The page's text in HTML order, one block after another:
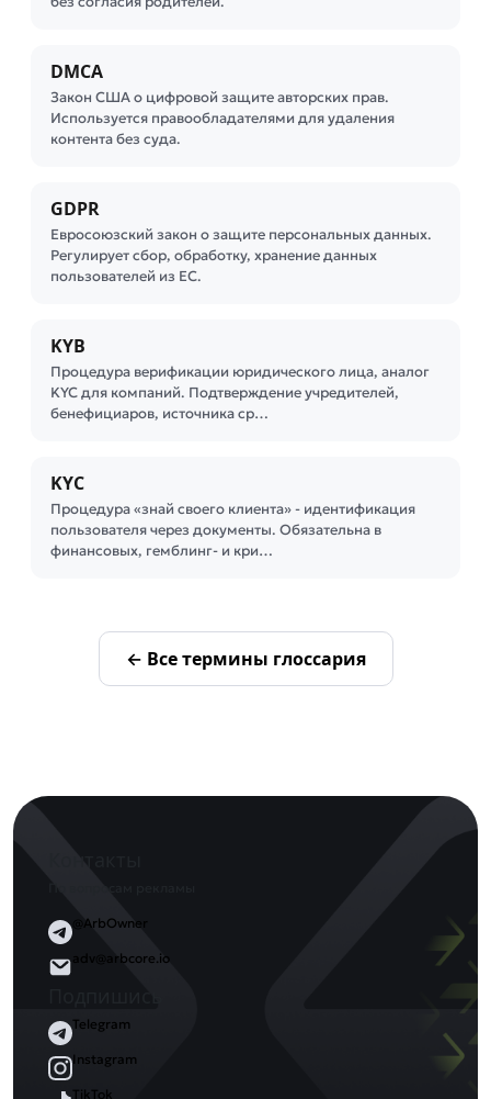
DMCA
Закон США о цифровой защите авторских прав.
Используется правообладателями для удаления
контента без суда.
GDPR
Евросоюзский закон о защите персональных данных.
Регулирует сбор, обработку, хранение данных
пользователей из ЕС.
KYB
Процедура верификации юридического лица, аналог
KYC для компаний. Подтверждение учредителей,
бенефициаров, источника ср…
KYC
Процедура «знай своего клиента» - идентификация
пользователя через документы. Обязательна в
финансовых, гемблинг- и кри…
← Все термины глоссария
@ArbOwner
adv@arbcore.io
Telegram
Instagram
TikTok